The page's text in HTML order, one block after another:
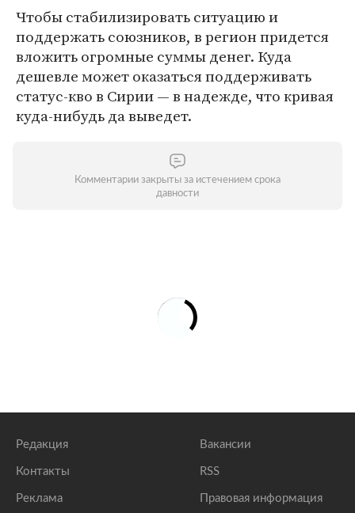
Чтобы стабилизировать ситуацию и
поддержать союзников, в регион придется
вложить огромные суммы денег. Куда
дешевле может оказаться поддерживать
статус-кво в Сирии — в надежде, что кривая
куда-нибудь да выведет.
Комментарии закрыты за истечением срока
давности
Редакция
Контакты
Реклама
Вакансии
RSS
Правовая информация